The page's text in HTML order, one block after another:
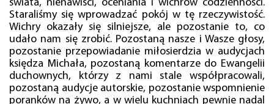
świata, nienawiści, oceniania i wichrów codzienności.
Staraliśmy się wprowadzać pokój w tę rzeczywistość.
Wichry okazały się silniejsze, ale pozostanie to, co
udało nam się zrobić. Pozostaną nasze i Wasze głosy,
pozostanie przepowiadanie miłosierdzia w audycjach
księdza Michała, pozostaną komentarze do Ewangelii
duchownych, którzy z nami stale współpracowali,
pozostaną audycje autorskie, pozostanie wspomnienie
poranków na żywo, a w wielu kuchniach pewnie nadal